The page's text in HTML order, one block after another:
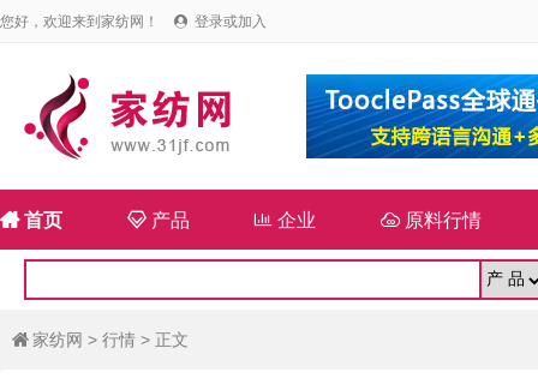
您好，欢迎来到家纺网！  登录或加入
首页 产品  企业 原料行情
 家纺网 > 行情 > 正文